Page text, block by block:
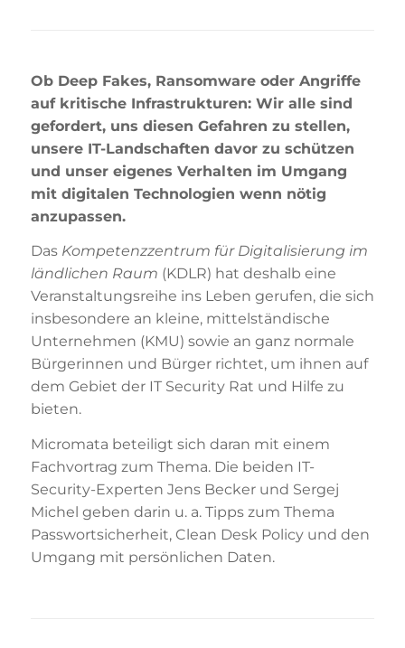
Ob Deep Fakes, Ransomware oder Angriffe
auf kritische Infrastrukturen: Wir alle sind
gefordert, uns diesen Gefahren zu stellen,
unsere IT-Landschaften davor zu schützen
und unser eigenes Verhalten im Umgang
mit digitalen Technologien wenn nötig
anzupassen.
Das Kompetenzzentrum für Digitalisierung im
ländlichen Raum (KDLR) hat deshalb eine
Veranstaltungsreihe ins Leben gerufen, die sich
insbesondere an kleine, mittelständische
Unternehmen (KMU) sowie an ganz normale
Bürgerinnen und Bürger richtet, um ihnen auf
dem Gebiet der IT Security Rat und Hilfe zu
bieten.
Micromata beteiligt sich daran mit einem
Fachvortrag zum Thema. Die beiden IT-
Security-Experten Jens Becker und Sergej
Michel geben darin u. a. Tipps zum Thema
Passwortsicherheit, Clean Desk Policy und den
Umgang mit persönlichen Daten.